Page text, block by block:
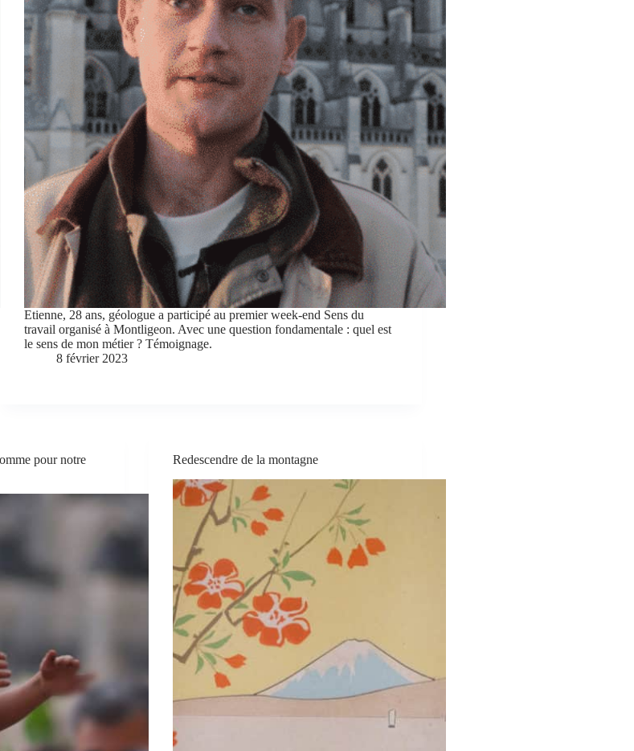
Etienne, 28 ans, géologue a participé au premier week-end Sens du
travail organisé à Montligeon. Avec une question fondamentale : quel est
le sens de mon métier ? Témoignage.
8 février 2023
pour notre
Redescendre de la montagne